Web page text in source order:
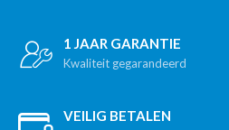
1 JAAR GARANTIE
Kwaliteit gegarandeerd
VEILIG BETALEN